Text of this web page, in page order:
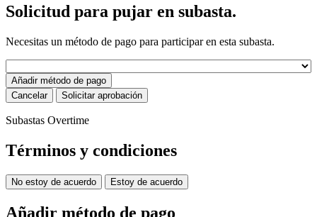
Solicitud para pujar en subasta.
Necesitas un método de pago para participar en esta subasta.
Añadir método de pago
Cancelar
Solicitar aprobación
Subastas Overtime
Términos y condiciones
No estoy de acuerdo Estoy de acuerdo
Añadir método de pago